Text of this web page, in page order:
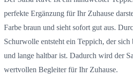
perfekte Ergänzung für Ihr Zuhause
Farbe braun und sieht sofort gut aus.
Schurwolle entsteht ein Teppich, der
und lange haltbar ist. Dadurch wird der
wertvollen Begleiter für Ihr Zuhause.